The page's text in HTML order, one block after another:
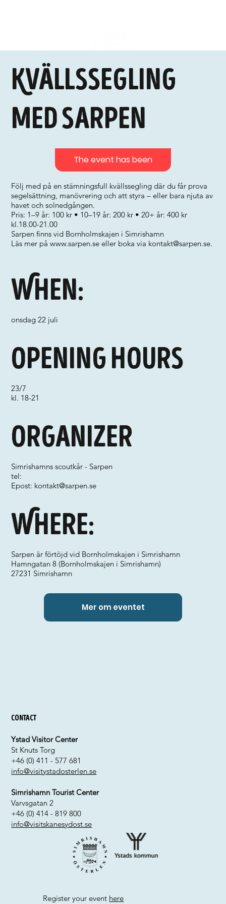
Kvällssegling
med Sarpen
Följ med på en stämningsfull kvällssegling där du får prova
segelsättning, manövrering och att styra – eller bara njuta av
havet och solnedgången.
Pris: 1–9 år: 100 kr • 10–19 år: 200 kr • 20+ år: 400 kr
kl.18.00-21.00
Sarpen finns vid Bornholmskajen i Simrishamn
Läs mer påwww.sarpen.se eller boka via kontakt@sarpen.se.
When:
onsdag 22 juli
Where:
Organizer
Simrishamns scoutkår - Sarpen
tel:
Epost: kontakt@sarpen.se
Sarpen är förtöjd vid Bornholmskajen i Simrishamn
Hamngatan 8 (Bornholmskajen i Simrishamn)
27231 Simrishamn
Opening hours
23/7
kl. 18-21
Mer om eventet
The event has been
Contact
Ystad Visitor Center
St Knuts Torg
+46 (0) 411 - 577 681
info@visitystadosterlen.se
Simrishamn Tourist Center
Varvsgatan 2
+46 (0) 414 - 819 800
info@visitskanesydost.se
Register your event here